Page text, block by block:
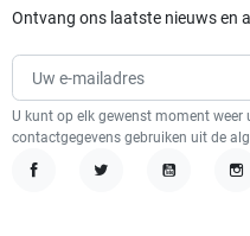
Ontvang ons laatste nieuws en
U kunt op elk gewenst moment
contactgegevens gebruiken uit de